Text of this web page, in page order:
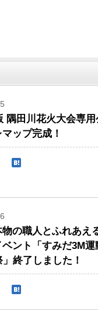
隅田川花火大会専用
ップ完成！
の職人とふれあえ
ント「すみだ3M運
終了しました！